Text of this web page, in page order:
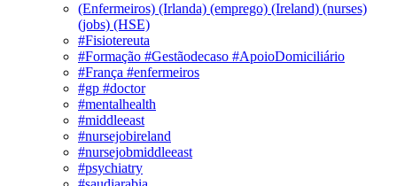
(Enfermeiros) (Irlanda) (emprego) (Ireland) (nurses)
(jobs) (HSE)
#Fisiotereuta
#Formação #Gestãodecaso #ApoioDomiciliário
#França #enfermeiros
#gp #doctor
#mentalhealth
#middleeast
#nursejobireland
#nursejobmiddleeast
#psychiatry